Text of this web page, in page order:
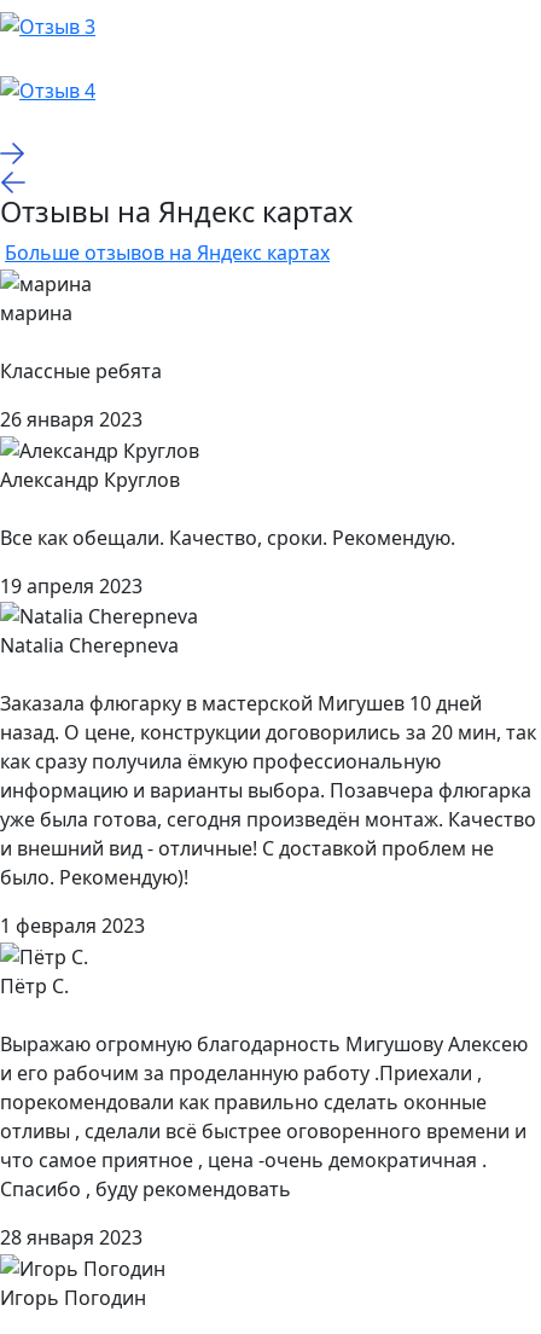
Отзывы на Яндекс картах
Больше отзывов на Яндекс картах
марина
Классные ребята
26 января 2023
Александр Круглов
Все как обещали. Качество, сроки. Рекомендую.
19 апреля 2023
Natalia Cherepneva
Заказала флюгарку в мастерской Мигушев 10 дней
назад. О цене, конструкции договорились за 20 мин, так
как сразу получила ёмкую профессиональную
информацию и варианты выбора. Позавчера флюгарка
уже была готова, сегодня произведён монтаж. Качество
и внешний вид - отличные! С доставкой проблем не
было. Рекомендую)!
1 февраля 2023
Пётр С.
Выражаю огромную благодарность Мигушову Алексею
и его рабочим за проделанную работу .Приехали ,
порекомендовали как правильно сделать оконные
отливы , сделали всё быстрее оговоренного времени и
что самое приятное , цена -очень демократичная .
Спасибо , буду рекомендовать
28 января 2023
Игорь Погодин